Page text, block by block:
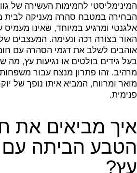
המינימליסטי לחמימות העשירה של
הבחירה במטבח סהרה מעניקה לבית
אלגנטי ומרגיע במיוחד, שאינו מעמיס
האור בצורה רכה ונעימה. המעצבים
אוהבים לשלב את דגמי הסהרה עם
בעל גידים בולטים או נגיעות עץ, מה
מרהיב. זהו פתרון מנצח עבור
מואר ומרווח, המביא איתו נופך של
פנימית.
איך מביאים את
הטבע הביתה
עץ?